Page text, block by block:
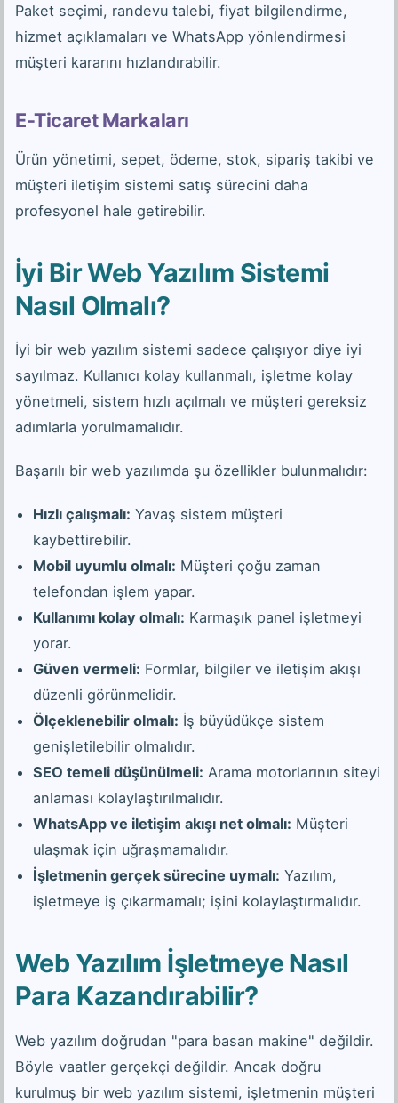
Paket seçimi, randevu talebi, fiyat bilgilendirme,
hizmet açıklamaları ve WhatsApp yönlendirmesi
müşteri kararını hızlandırabilir.
E-Ticaret Markaları
Ürün yönetimi, sepet, ödeme, stok, sipariş takibi ve
müşteri iletişim sistemi satış sürecini daha
profesyonel hale getirebilir.
İyi Bir Web Yazılım Sistemi
Nasıl Olmalı?
İyi bir web yazılım sistemi sadece çalışıyor diye iyi
sayılmaz. Kullanıcı kolay kullanmalı, işletme kolay
yönetmeli, sistem hızlı açılmalı ve müşteri gereksiz
adımlarla yorulmamalıdır.
Başarılı bir web yazılımda şu özellikler bulunmalıdır:
Hızlı çalışmalı: Yavaş sistem müşteri
kaybettirebilir.
Mobil uyumlu olmalı: Müşteri çoğu zaman
telefondan işlem yapar.
Kullanımı kolay olmalı: Karmaşık panel işletmeyi
yorar.
Güven vermeli: Formlar, bilgiler ve iletişim akışı
düzenli görünmelidir.
Ölçeklenebilir olmalı: İş büyüdükçe sistem
genişletilebilir olmalıdır.
SEO temeli düşünülmeli: Arama motorlarının siteyi
anlaması kolaylaştırılmalıdır.
WhatsApp ve iletişim akışı net olmalı: Müşteri
ulaşmak için uğraşmamalıdır.
İşletmenin gerçek sürecine uymalı: Yazılım,
işletmeye iş çıkarmamalı; işini kolaylaştırmalıdır.
Web Yazılım İşletmeye Nasıl
Para Kazandırabilir?
Web yazılım doğrudan "para basan makine" değildir.
Böyle vaatler gerçekçi değildir. Ancak doğru
kurulmuş bir web yazılım sistemi, işletmenin müşteri